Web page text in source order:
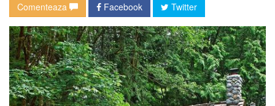
Comenteaza Facebook Twitter